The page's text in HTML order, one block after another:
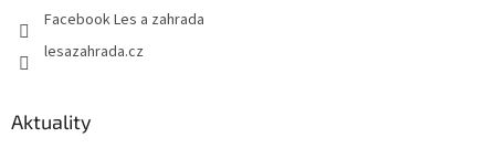
Facebook Les a zahrada
lesazahrada.cz
Aktuality